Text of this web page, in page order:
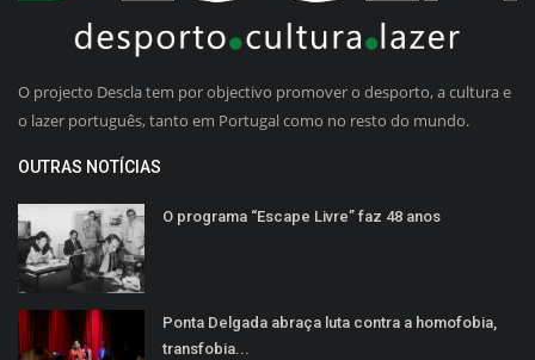
O projecto Descla tem por objectivo promover o desporto, a cultura e
o lazer português, tanto em Portugal como no resto do mundo.
OUTRAS NOTÍCIAS
O programa “Escape Livre” faz 48 anos
Ponta Delgada abraça luta contra a homofobia,
transfobia...